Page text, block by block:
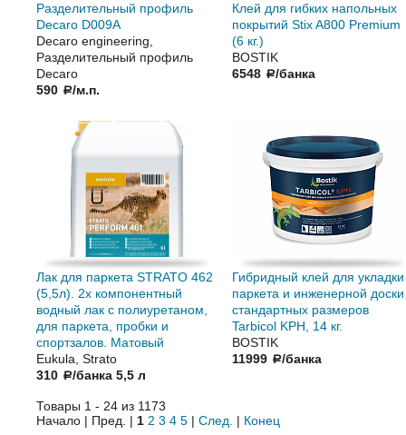
Разделительный профиль
Decaro D009А
Decaro engineering,
Разделительный профиль
Decaro
590 a/м.п.
Клей для гибких напольных
покрытий Stix A800 Premium
(6 кг.)
BOSTIK
6548 a/банка
Лак для паркета STRATO 462
(5,5л). 2х компонентный
водный лак с полиуретаном,
для паркета, пробки и
спортзалов. Матовый
Eukula, Strato
310 a/банка 5,5 л
Гибридный клей для укладки
паркета и инженерной доски
стандартных размеров
Tarbicol KPH, 14 кг.
BOSTIK
11999 a/банка
Товары 1 - 24 из 1173
Начало | Пред. | 1 2 3 4 5 | След. | Конец